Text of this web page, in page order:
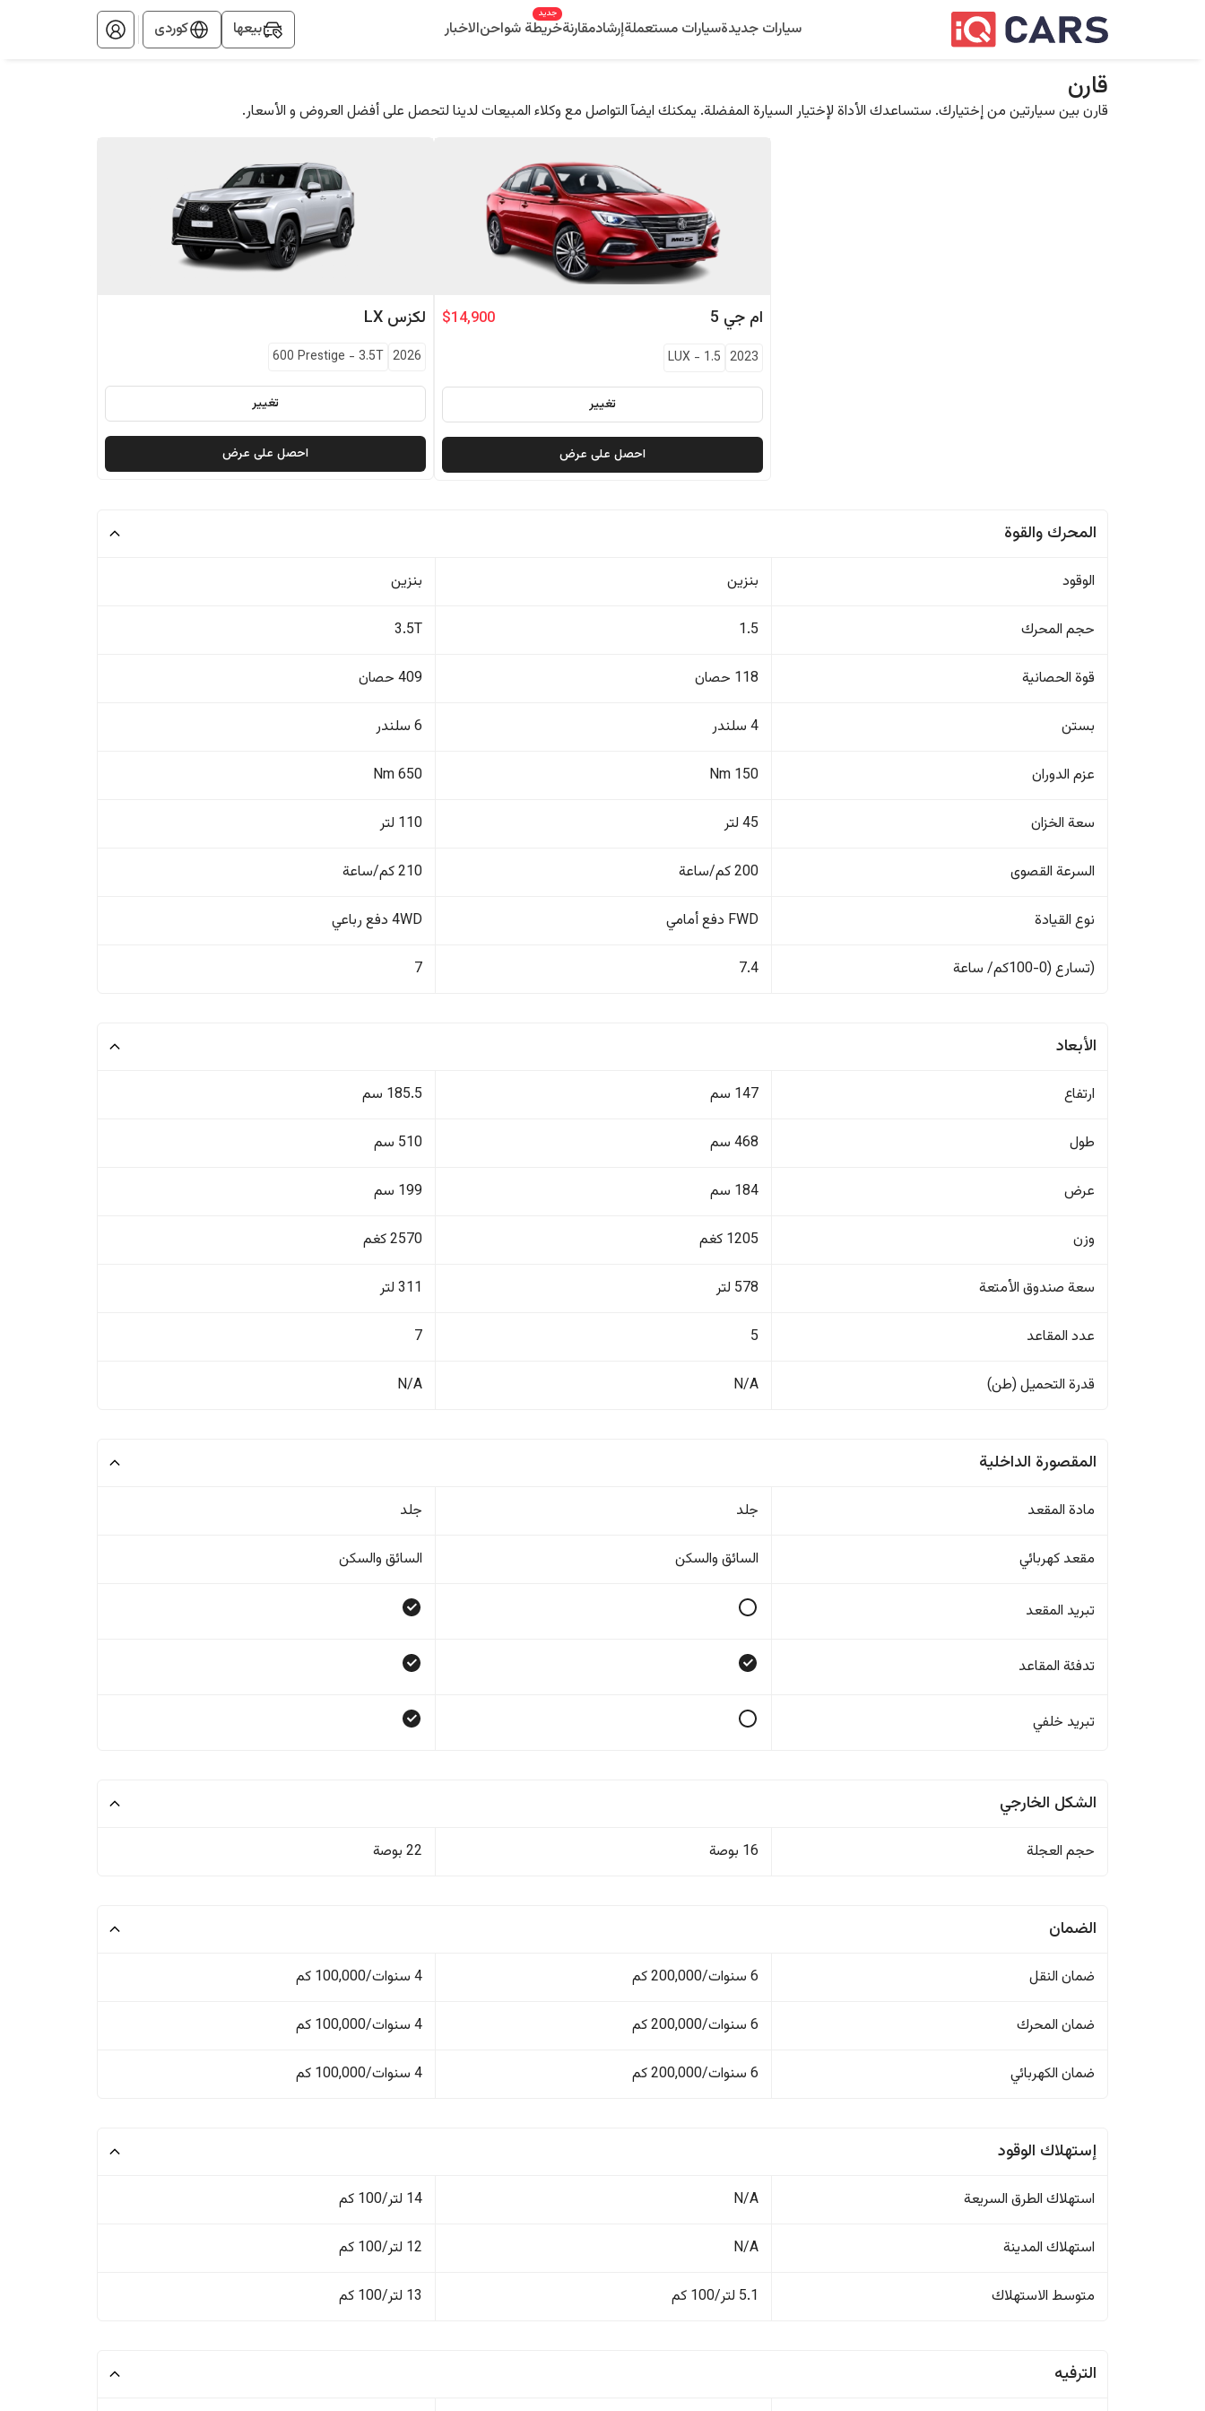
سيارات جديدةسيارات مستعملةإرشادمقارنةخريطة شواحن
جديد
الاخبار بيعها کوردی
قارن
قارن بين سيارتين من إختيارك. ستساعدك الأداة لإختيار السيارة المفضلة. يمكنك ايضآ التواصل مع وكلاء المبيعات لدينا لتحصل على أفضل العروض و الأسعار.
ام جي 5
$14,900
2023
LUX - 1.5
تغيير
احصل على عرض
لكزس LX
2026
600 Prestige - 3.5T
تغيير
احصل على عرض
المحرك والقوة
الوقود بنزين بنزين
حجم المحرك 1.5
3.5T
قوة الحصانية 118 حصان 409 حصان
بستن 4 سلندر 6 سلندر
عزم الدوران 150 Nm
650 Nm
سعة الخزان 45 لتر 110 لتر
السرعة القصوى 200 كم/ساعة 210 كم/ساعة
نوع القيادة FWD دفع أمامي 4WD دفع رباعي
(تسارع (0-100كم/ ساعة 7.4
7
الأبعاد
ارتفاع 147 سم 185.5 سم
طول 468 سم 510 سم
عرض 184 سم 199 سم
وزن 1205 كغم 2570 كغم
سعة صندوق الأمتعة 578 لتر 311 لتر
عدد المقاعد 5
7
قدرة التحميل (طن) N/A
N/A
المقصورة الداخلية
مادة المقعد جلد جلد
مقعد كهربائي السائق والسکن السائق والسکن
تبريد المقعد
تدفئة المقاعد
تبريد خلفي
الشكل الخارجي
حجم العجلة 16 بوصة 22 بوصة
الضمان
ضمان النقل 6 سنوات/200,000 كم 4 سنوات/100,000 كم
ضمان المحرك 6 سنوات/200,000 كم 4 سنوات/100,000 كم
ضمان الكهربائي 6 سنوات/200,000 كم 4 سنوات/100,000 كم
إستهلاك الوقود
استهلاك الطرق السريعة N/A 14 لتر/100 كم
استهلاك المدينة N/A 12 لتر/100 كم
متوسط الاستهلاك 5.1 لتر/100 كم 13 لتر/100 كم
الترفيه